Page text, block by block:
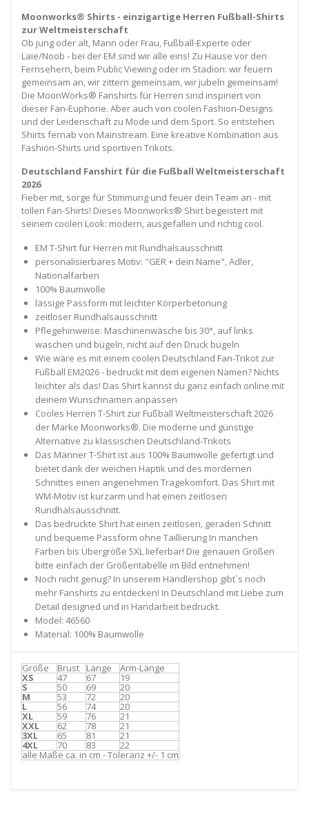
Moonworks® Shirts - einzigartige Herren Fußball-Shirts
zur Weltmeisterschaft
Ob jung oder alt, Mann oder Frau, Fußball-Experte oder
Laie/Noob - bei der EM sind wir alle eins! Zu Hause vor den
Fernsehern, beim Public Viewing oder im Stadion: wir feuern
gemeinsam an, wir zittern gemeinsam, wir jubeln gemeinsam!
Die MoonWorks® Fanshirts für Herren sind inspiriert von
dieser Fan-Euphorie. Aber auch von coolen Fashion-Designs
und der Leidenschaft zu Mode und dem Sport. So entstehen
Shirts fernab von Mainstream. Eine kreative Kombination aus
Fashion-Shirts und sportiven Trikots.
Deutschland Fanshirt für die Fußball Weltmeisterschaft
2026
Fieber mit, sorge für Stimmung und feuer dein Team an - mit
tollen Fan-Shirts! Dieses Moonworks® Shirt begeistert mit
seinem coolen Look: modern, ausgefallen und richtig cool.
EM T-Shirt für Herren mit Rundhalsausschnitt
personalisierbares Motiv: "GER + dein Name", Adler,
Nationalfarben
100% Baumwolle
lässige Passform mit leichter Körperbetonung
zeitloser Rundhalsausschnitt
Pflegehinweise: Maschinenwäsche bis 30°, auf links
waschen und bügeln, nicht auf den Druck bügeln
Wie wäre es mit einem coolen Deutschland Fan-Trikot zur
Fußball EM2026 - bedruckt mit dem eigenen Namen? Nichts
leichter als das! Das Shirt kannst du ganz einfach online mit
deinem Wunschnamen anpassen
Cooles Herren T-Shirt zur Fußball Weltmeisterschaft 2026
der Marke Moonworks®. Die moderne und günstige
Alternative zu klassischen Deutschland-Trikots
Das Männer T-Shirt ist aus 100% Baumwolle gefertigt und
bietet dank der weichen Haptik und des mordernen
Schnittes einen angenehmen Tragekomfort. Das Shirt mit
WM-Motiv ist kurzarm und hat einen zeitlosen
Rundhalsausschnitt.
Das bedruckte Shirt hat einen zeitlosen, geraden Schnitt
und bequeme Passform ohne Taillierung In manchen
Farben bis Übergröße 5XL lieferbar! Die genauen Größen
bitte einfach der Größentabelle im Bild entnehmen!
Noch nicht genug? In unserem Händlershop gibt`s noch
mehr Fanshirts zu entdecken! In Deutschland mit Liebe zum
Detail designed und in Handarbeit bedruckt.
Model: 46560
Material: 100% Baumwolle
Größe Brust Länge Arm-Länge
XS 47 67 19
S 50 69 20
M 53 72 20
L 56 74 20
XL 59 76 21
XXL 62 78 21
3XL 65 81 21
4XL 70 83 22
alle Maße ca. in cm - Toleranz +/- 1 cm